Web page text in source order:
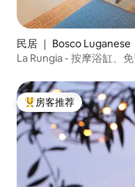
民居 ｜ Bosco Luganese
La Rungia - 按摩浴缸、
热门「房客推荐」
房客推荐